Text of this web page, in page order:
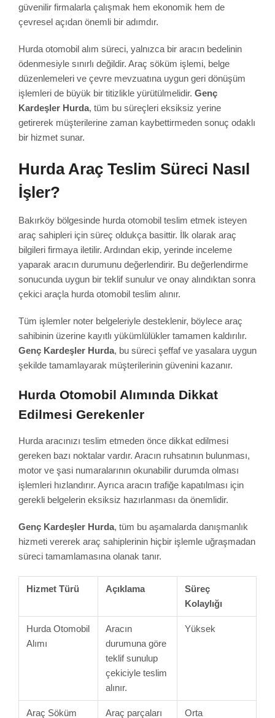
güvenilir firmalarla çalışmak hem ekonomik hem de
çevresel açıdan önemli bir adımdır.
Hurda otomobil alım süreci, yalnızca bir aracın bedelinin
ödenmesiyle sınırlı değildir. Araç söküm işlemi, belge
düzenlemeleri ve çevre mevzuatına uygun geri dönüşüm
işlemleri de büyük bir titizlikle yürütülmelidir. Genç
Kardeşler Hurda, tüm bu süreçleri eksiksiz yerine
getirerek müşterilerine zaman kaybettirmeden sonuç odaklı
bir hizmet sunar.
Hurda Araç Teslim Süreci Nasıl
İşler?
Bakırköy bölgesinde hurda otomobil teslim etmek isteyen
araç sahipleri için süreç oldukça basittir. İlk olarak araç
bilgileri firmaya iletilir. Ardından ekip, yerinde inceleme
yaparak aracın durumunu değerlendirir. Bu değerlendirme
sonucunda uygun bir teklif sunulur ve onay alındıktan sonra
çekici araçla hurda otomobil teslim alınır.
Tüm işlemler noter belgeleriyle desteklenir, böylece araç
sahibinin üzerine kayıtlı yükümlülükler tamamen kaldırılır.
Genç Kardeşler Hurda, bu süreci şeffaf ve yasalara uygun
şekilde tamamlayarak müşterilerinin güvenini kazanır.
Hurda Otomobil Alımında Dikkat
Edilmesi Gerekenler
Hurda aracınızı teslim etmeden önce dikkat edilmesi
gereken bazı noktalar vardır. Aracın ruhsatının bulunması,
motor ve şasi numaralarının okunabilir durumda olması
işlemleri hızlandırır. Ayrıca aracın trafiğe kapatılması için
gerekli belgelerin eksiksiz hazırlanması da önemlidir.
Genç Kardeşler Hurda, tüm bu aşamalarda danışmanlık
hizmeti vererek araç sahiplerinin hiçbir işlemle uğraşmadan
süreci tamamlamasına olanak tanır.
Hizmet Türü Açıklama
Süreç
Kolaylığı
Hurda Otomobil
Alımı
Aracın
durumuna göre
teklif sunulup
çekiciyle teslim
alınır.
Yüksek
Araç Söküm
Araç parçaları
Orta